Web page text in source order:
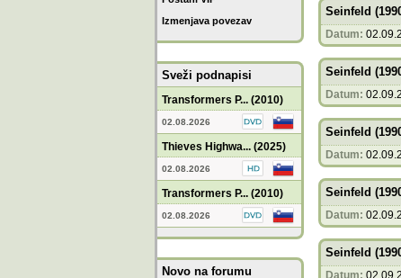
Izmenjava povezav
Sveži podnapisi
Transformers P... (2010)
02.08.2026
Thieves Highwa... (2025)
02.08.2026
Transformers P... (2010)
02.08.2026
Novo na forumu
Seinfeld
Datum:
Seinfeld
Datum:
Seinfeld
Datum:
Seinfeld
Datum:
Seinfeld
Datum: